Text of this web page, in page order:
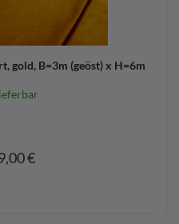
gold, B=3m (geöst) x H=6m
€